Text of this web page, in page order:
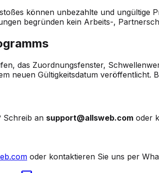
können unbezahlte und ungültige
begründen kein Arbeits-,
das Zuordnungsfenster,
neuen Gültigkeitsdatum veröffentlicht.
Schreib an support@allsweb.com oder
oder kontaktieren Sie uns per